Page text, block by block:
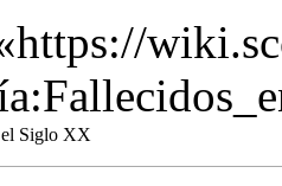
https://
el Siglo XX